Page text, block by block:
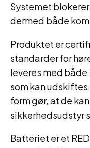
Systemet
dermed både
Produktet er
standarder for
leveres med
som kan
form gør, at de
sikkerhedsudstyr
Batteriet er et